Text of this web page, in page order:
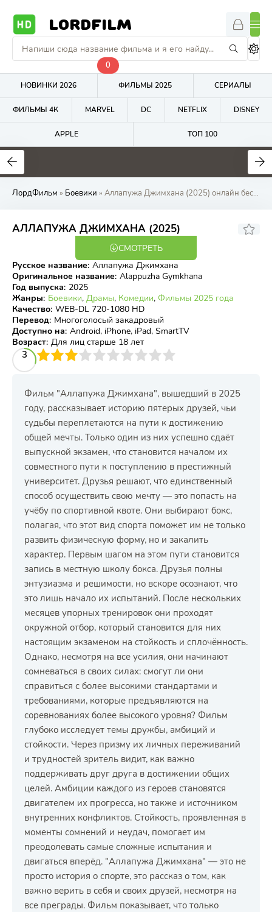
LORDFILM
НОВИНКИ 2026
0
ФИЛЬМЫ 2025 СЕРИАЛЫ
ФИЛЬМЫ 4К MARVEL DC NETFLIX DISNEY
APPLE ТОП 100
5.8
ЛордФильм » Боевики » Аллапужа Джимхана (2025) онлайн бесплатно на LordFilm
АЛЛАПУЖА ДЖИМХАНА (2025)
СМОТРЕТЬ
Русское название: Аллапужа Джимхана
Оригинальное название: Alappuzha Gymkhana
Год выпуска: 2025
Жанры: Боевики, Драмы, Комедии, Фильмы 2025 года
Качество: WEB-DL 720-1080 HD
Перевод: Многоголосый закадровый
Доступно на: Android, iPhone, iPad, SmartTV
Возраст: Для лиц старше 18 лет
3
4 5 6 7 8 9 10
Фильм "Аллапужа Джимхана", вышедший в 2025
году, рассказывает историю пятерых друзей, чьи
судьбы переплетаются на пути к достижению
общей мечты. Только один из них успешно сдаёт
выпускной экзамен, что становится началом их
совместного пути к поступлению в престижный
университет. Друзья решают, что единственный
способ осуществить свою мечту — это попасть на
учёбу по спортивной квоте. Они выбирают бокс,
полагая, что этот вид спорта поможет им не только
развить физическую форму, но и закалить
характер. Первым шагом на этом пути становится
запись в местную школу бокса. Друзья полны
энтузиазма и решимости, но вскоре осознают, что
это лишь начало их испытаний. После нескольких
месяцев упорных тренировок они проходят
окружной отбор, который становится для них
настоящим экзаменом на стойкость и сплочённость.
Однако, несмотря на все усилия, они начинают
сомневаться в своих силах: смогут ли они
справиться с более высокими стандартами и
требованиями, которые предъявляются на
соревнованиях более высокого уровня? Фильм
глубоко исследует темы дружбы, амбиций и
стойкости. Через призму их личных переживаний
и трудностей зритель видит, как важно
поддерживать друг друга в достижении общих
целей. Амбиции каждого из героев становятся
двигателем их прогресса, но также и источником
внутренних конфликтов. Стойкость, проявленная в
моменты сомнений и неудач, помогает им
преодолевать самые сложные испытания и
двигаться вперёд. "Аллапужа Джимхана" — это не
просто история о спорте, это рассказ о том, как
важно верить в себя и своих друзей, несмотря на
все преграды. Фильм показывает, что только